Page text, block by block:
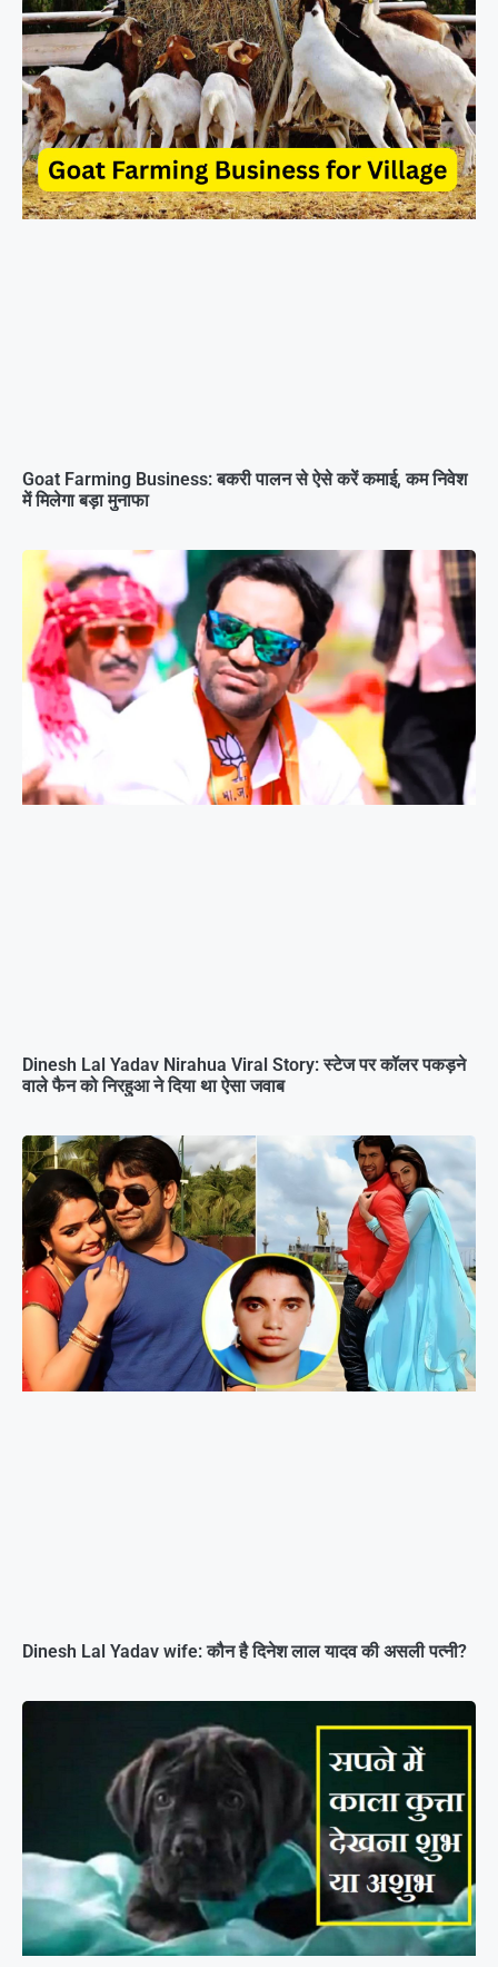
Goat Farming Business: बकरी पालन से ऐसे करें कमाई, कम निवेश
में मिलेगा बड़ा मुनाफा
Dinesh Lal Yadav Nirahua Viral Story: स्टेज पर कॉलर पकड़ने
वाले फैन को निरहुआ ने दिया था ऐसा जवाब
Dinesh Lal Yadav wife: कौन है दिनेश लाल यादव की असली पत्नी?